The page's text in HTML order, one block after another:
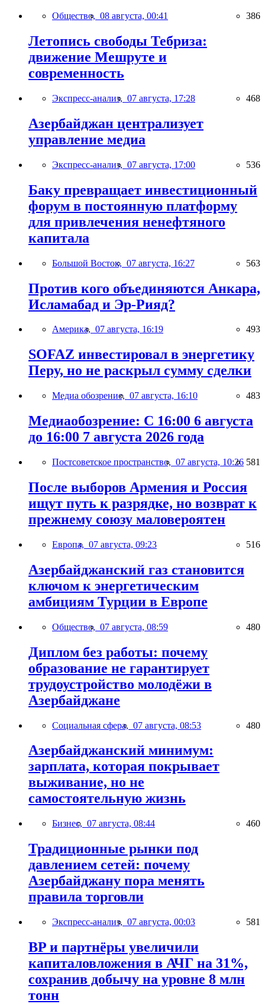
Общество, 08 августа, 00:41 386
Летопись свободы Тебриза:
движение Мешруте и
современность
Экспресс-анализ, 07 августа, 17:28 468
Азербайджан централизует
управление медиа
Экспресс-анализ, 07 августа, 17:00 536
Баку превращает инвестиционный
форум в постоянную платформу
для привлечения ненефтяного
капитала
Большой Восток, 07 августа, 16:27 563
Против кого объединяются Анкара,
Исламабад и Эр-Рияд?
Америка, 07 августа, 16:19 493
SOFAZ инвестировал в энергетику
Перу, но не раскрыл сумму сделки
Медиа обозрение, 07 августа, 16:10 483
Медиаобозрение: С 16:00 6 августа
до 16:00 7 августа 2026 года
Постсоветское пространство, 07 августа, 10:26 581
После выборов Армения и Россия
ищут путь к разрядке, но возврат к
прежнему союзу маловероятен
Европа, 07 августа, 09:23 516
Азербайджанский газ становится
ключом к энергетическим
амбициям Турции в Европе
Общество, 07 августа, 08:59 480
Диплом без работы: почему
образование не гарантирует
трудоустройство молодёжи в
Азербайджане
Социальная сфера, 07 августа, 08:53 480
Азербайджанский минимум:
зарплата, которая покрывает
выживание, но не
самостоятельную жизнь
Бизнес, 07 августа, 08:44 460
Традиционные рынки под
давлением сетей: почему
Азербайджану пора менять
правила торговли
Экспресс-анализ, 07 августа, 00:03 581
BP и партнёры увеличили
капиталовложения в АЧГ на 31%,
сохранив добычу на уровне 8 млн
тонн